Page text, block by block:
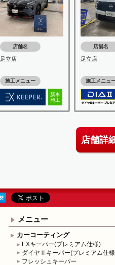
店舗名
足立店
施工メニュー
新車
施工
店舗名
足立店
施工メニュ
店舗詳
メニュー
カーコーティング
EXキーパー(プレミアム仕様)
ダイヤⅡキーパー(プレミアム仕
フレッシュキーパー